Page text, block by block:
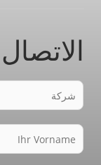
F
i
r
N
a